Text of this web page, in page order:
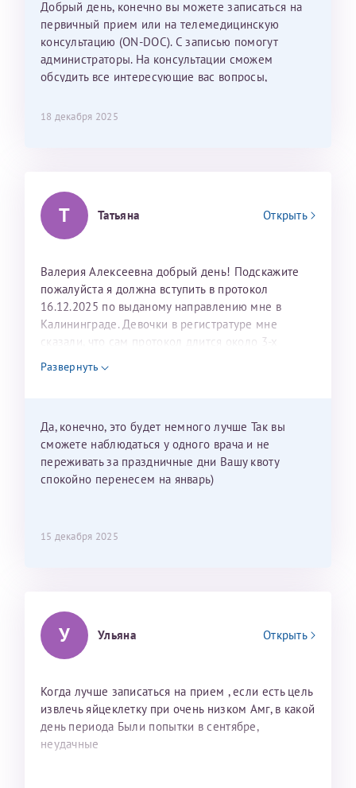
С ней общение было, как с давней знакомой, очень
лёгкое и простое. Вообще в данной клинике весь
персонал очень вежливый и чуткий, прям приятно
находиться. Мы собираемся туда ещё за вторым
ребёнком, и конечно же только к Ринату
сомнений.
26 июля 2026
Добрый день, конечно вы можете записаться на
первичный прием или на телемедицинскую
консультацию (ON-DOC). С записью помогут
администраторы. На консультации сможем
обсудить все интересующие вас вопросы,
18 декабря 2025
Т Татьяна Открыть
Валерия Алексеевна добрый день! Подскажите
пожалуйста я должна вступить в протокол
16.12.2025 по выданому направлению мне в
Калининграде. Девочки в регистратуре мне
сказали, что сам протокол длится около 3-х
недель и 3 недели я должна находится в Питере.
Можно мне новый год провести в Калининграде и
Развернуть
Да, конечно, это будет немного лучше Так вы
сможете наблюдаться у одного врача и не
переживать за праздничные дни Вашу квоту
спокойно перенесем на январь)
15 декабря 2025
У Ульяна Открыть
Когда лучше записаться на прием , если есть цель
извлечь яйцеклетку при очень низком Амг, в какой
день периода Были попытки в сентябре,
неудачные